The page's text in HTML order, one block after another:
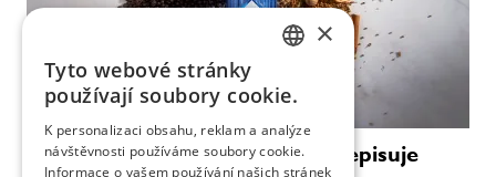
Luxus bez promile: Citadelle přepisuje
ENGLISH
×
Tyto webové stránky
používají soubory cookie.
K personalizaci obsahu, reklam a analýze
návštěvnosti používáme soubory cookie.
Informace o vašem používání našich stránek